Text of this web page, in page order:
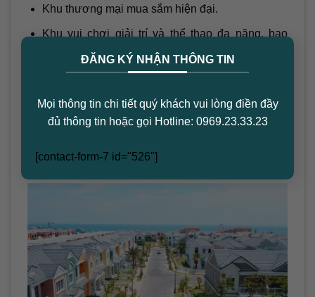
ĐĂNG KÝ NHẬN THÔNG TIN
Mọi thông tin chi tiết quý khách vui lòng điền đầy
đủ thông tin hoặc gọi Hotline: 0969.23.33.23
[contact-form-7 id="526"]
Khu thương mại mua sắm hiện đại.
Khu vui chơi giải trí và thể thao đa năng, bao
gồm quán cà phê, spa, công viên giải trí.
Dự án Novaworld Marina với tổng diện tích lên tới
trên 600 hecta. Được xây dựng với nhiều khu resort
cách Châu Âu.